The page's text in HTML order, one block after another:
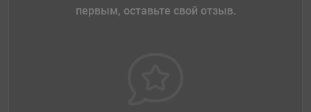
первым, оставьте свой отзыв.